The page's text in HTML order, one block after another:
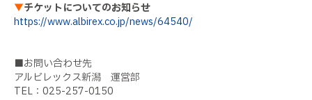
▼チケットについてのお知らせ
https://www.albirex.co.jp/news/64540/
■お問い合わせ先
アルビレックス新潟 運営部
TEL：025-257-0150